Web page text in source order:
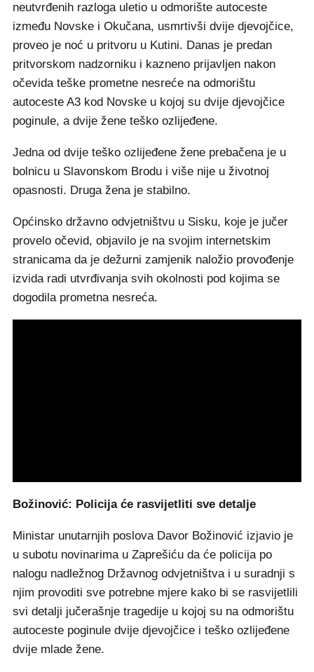
neutvrđenih razloga uletio u odmorište autoceste
između Novske i Okučana, usmrtivši dvije djevojčice,
proveo je noć u pritvoru u Kutini. Danas je predan
pritvorskom nadzorniku i kazneno prijavljen nakon
očevida teške prometne nesreće na odmorištu
autoceste A3 kod Novske u kojoj su dvije djevojčice
poginule, a dvije žene teško ozlijeđene.
Jedna od dvije teško ozlijeđene žene prebačena je u
bolnicu u Slavonskom Brodu i više nije u životnoj
opasnosti. Druga žena je stabilno.
Općinsko državno odvjetništvu u Sisku, koje je jučer
provelo očevid, objavilo je na svojim internetskim
stranicama da je dežurni zamjenik naložio provođenje
izvida radi utvrđivanja svih okolnosti pod kojima se
dogodila prometna nesreća.
Božinović: Policija će rasvijetliti sve detalje
Ministar unutarnjih poslova Davor Božinović izjavio je
u subotu novinarima u Zaprešiću da će policija po
nalogu nadležnog Državnog odvjetništva i u suradnji s
njim provoditi sve potrebne mjere kako bi se rasvijetlili
svi detalji jučerašnje tragedije u kojoj su na odmorištu
autoceste poginule dvije djevojčice i teško ozlijeđene
dvije mlade žene.